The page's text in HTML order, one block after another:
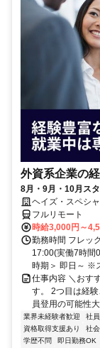
外資系企業の
8月・9月・10月ス
大／700万～800万
ヘイズ・スペシ
フルリモート
時給3,000円～
勤務時間 フレッ
17:00(実働7時間
時期＞ 即日～ ※
仕事内容 ＼おす
す。 2つ目は経
員登用の可能性
業界未経験者歓迎 社
資格取得支援あり
社
学歴不問
即日勤務OK